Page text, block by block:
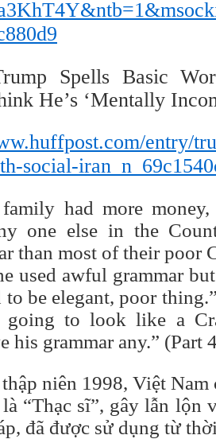
Spells Basic
He’s ‘Mentally
entry/
social-
had more
one else in the
than most of their poor
used awful grammar
to be elegant, poor
going to look like a
his grammar any.” (Part
niên 1998, Việt
“Thạc sĩ”, gây lẫn lộn
đã được sử dụng từ